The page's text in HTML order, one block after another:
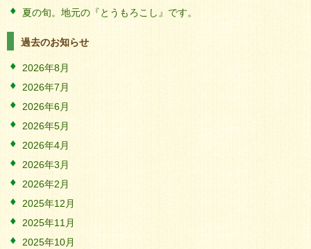
夏の旬。地元の『とうもろこし』です。
過去のお知らせ
2026年8月
2026年7月
2026年6月
2026年5月
2026年4月
2026年3月
2026年2月
2025年12月
2025年11月
2025年10月